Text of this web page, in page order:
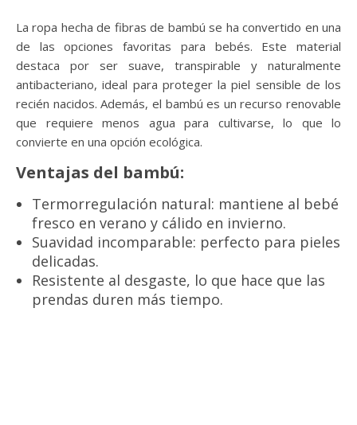
La ropa hecha de fibras de bambú se ha convertido en una
de las opciones favoritas para bebés. Este material
destaca por ser suave, transpirable y naturalmente
antibacteriano, ideal para proteger la piel sensible de los
recién nacidos. Además, el bambú es un recurso renovable
que requiere menos agua para cultivarse, lo que lo
convierte en una opción ecológica.
Ventajas del bambú:
Termorregulación natural: mantiene al bebé
fresco en verano y cálido en invierno.
Suavidad incomparable: perfecto para pieles
delicadas.
Resistente al desgaste, lo que hace que las
prendas duren más tiempo.